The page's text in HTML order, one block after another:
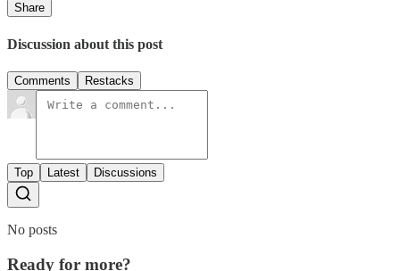
Share
Discussion about this post
Comments Restacks
Top Latest Discussions
No posts
Ready for more?